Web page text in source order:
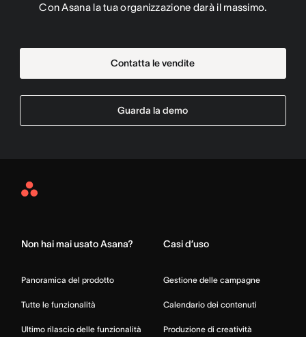
Con Asana la tua organizzazione darà il massimo.
Contatta le vendite
Guarda la demo
Asana
Non hai mai usato Asana?
Panoramica del prodotto
Tutte le funzionalità
Ultimo rilascio delle funzionalità
Casi d’uso
Gestione delle campagne
Calendario dei contenuti
Produzione di creatività